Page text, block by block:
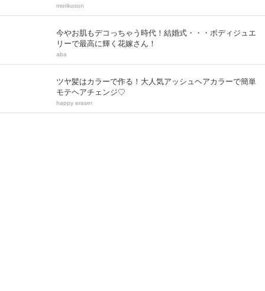
morikuson
今やお肌もデコっちゃう時代！結婚式・・・ボディジュエ
リーで最高に輝く花嫁さん！
aba
ツヤ髪はカラーで作る！大人気アッシュヘアカラーで簡単
モテヘアチェンジ♡
happy eraser